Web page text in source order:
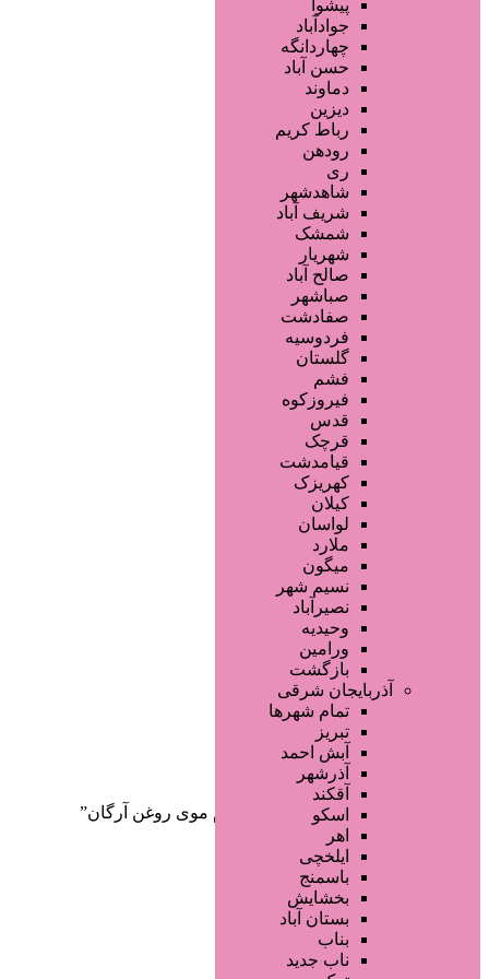
محصولات پوست
محصولات مو
خدمات دندانپزشکی
ماساژ و اسپا
خدمات لیزر و رفع موهای زائد
سایر خدمات
پیشوا
جوادآباد
چهاردانگه
حسن آباد
دماوند
دیزین
رباط کریم
رودهن
ری
شاهدشهر
شریف آباد
شمشک
شهریار
صالح آباد
صباشهر
صفادشت
فردوسیه
گلستان
فشم
فیروزکوه
قدس
قرچک
قیامدشت
کهریزک
کیلان
لواسان
ملارد
میگون
نسیم شهر
نصیرآباد
وحیدیه
ورامین
بازگشت
آذربایجان شرقی
تمام شهر‌ها
تبریز
آبش احمد
آذرشهر
آقکند
اسکو
اهر
ایلخچی
باسمنج
بخشایش
بستان آباد
بناب
ناب جدید
صفحه اصلی
آگهی انبوه
طراحی سایت
صفحه اختصاصی
لیست سایتهای تبلیغاتی
دسته‌بندی‌ها
/ محصولات برچسب خورده “کرم موی روغن آرگان”